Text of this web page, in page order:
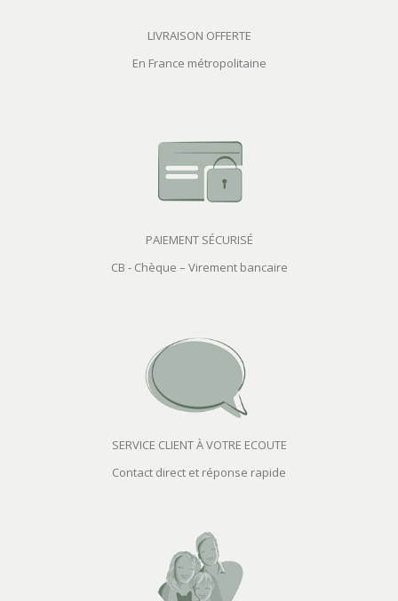
LIVRAISON OFFERTE
En France métropolitaine
PAIEMENT SÉCURISÉ
CB - Chèque – Virement bancaire
SERVICE CLIENT À VOTRE ECOUTE
Contact direct et réponse rapide